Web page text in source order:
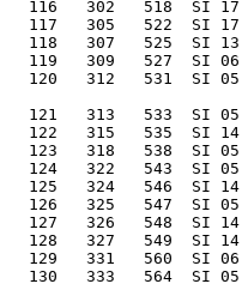
  116   302   518  SI 17
  117   305   522  SI 17
  118   307   525  SI 13
  119   309   527  SI 06
  120   312   531  SI 05
  121   313   533  SI 05
  122   315   535  SI 14
  123   318   538  SI 05
  124   322   543  SI 05
  125   324   546  SI 14
  126   325   547  SI 05
  127   326   548  SI 14
  128   327   549  SI 14
  129   331   560  SI 06
  130   333   564  SI 05